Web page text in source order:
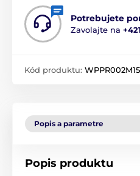
Potrebujete
Zavolajte na
Kód produktu: WPPR002M15
Popis a parametre
Popis produktu